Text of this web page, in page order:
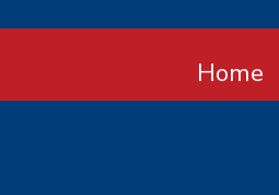
Home